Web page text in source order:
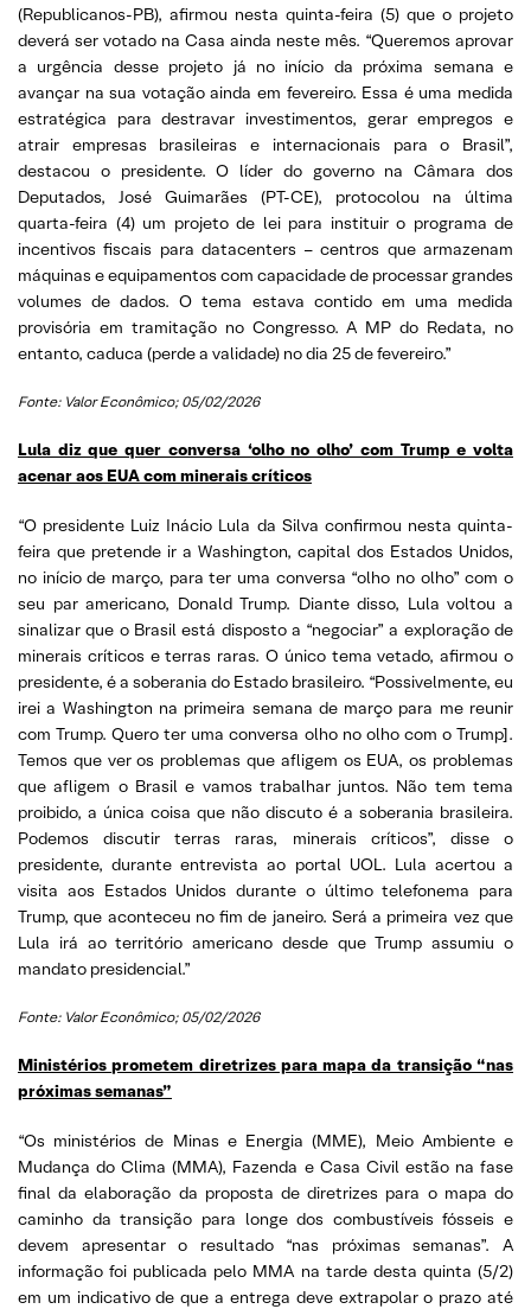
(Republicanos-PB), afirmou nesta quinta-feira (5) que o projeto
deverá ser votado na Casa ainda neste mês. “Queremos aprovar
a urgência desse projeto já no início da próxima semana e
avançar na sua votação ainda em fevereiro. Essa é uma medida
estratégica para destravar investimentos, gerar empregos e
atrair empresas brasileiras e internacionais para o Brasil”,
destacou o presidente. O líder do governo na Câmara dos
Deputados, José Guimarães (PT-CE), protocolou na última
quarta-feira (4) um projeto de lei para instituir o programa de
incentivos fiscais para datacenters – centros que armazenam
máquinas e equipamentos com capacidade de processar grandes
volumes de dados. O tema estava contido em uma medida
provisória em tramitação no Congresso. A MP do Redata, no
entanto, caduca (perde a validade) no dia 25 de fevereiro.”
Fonte: Valor Econômico; 05/02/2026
Lula diz que quer conversa ‘olho no olho’ com Trump e volta
acenar aos EUA com minerais críticos
“O presidente Luiz Inácio Lula da Silva confirmou nesta quinta-
feira que pretende ir a Washington, capital dos Estados Unidos,
no início de março, para ter uma conversa “olho no olho” com o
seu par americano, Donald Trump. Diante disso, Lula voltou a
sinalizar que o Brasil está disposto a “negociar” a exploração de
minerais críticos e terras raras. O único tema vetado, afirmou o
presidente, é a soberania do Estado brasileiro. “Possivelmente, eu
irei a Washington na primeira semana de março para me reunir
com Trump. Quero ter uma conversa olho no olho com o Trump].
Temos que ver os problemas que afligem os EUA, os problemas
que afligem o Brasil e vamos trabalhar juntos. Não tem tema
proibido, a única coisa que não discuto é a soberania brasileira.
Podemos discutir terras raras, minerais críticos”, disse o
presidente, durante entrevista ao portal UOL. Lula acertou a
visita aos Estados Unidos durante o último telefonema para
Trump, que aconteceu no fim de janeiro. Será a primeira vez que
Lula irá ao território americano desde que Trump assumiu o
mandato presidencial.”
Fonte: Valor Econômico; 05/02/2026
Ministérios prometem diretrizes para mapa da transição “nas
próximas semanas”
“Os ministérios de Minas e Energia (MME), Meio Ambiente e
Mudança do Clima (MMA), Fazenda e Casa Civil estão na fase
final da elaboração da proposta de diretrizes para o mapa do
caminho da transição para longe dos combustíveis fósseis e
devem apresentar o resultado “nas próximas semanas”. A
informação foi publicada pelo MMA na tarde desta quinta (5/2)
em um indicativo de que a entrega deve extrapolar o prazo até